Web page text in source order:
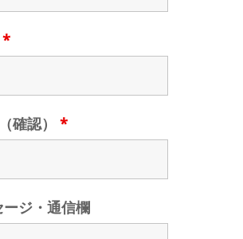
*
確認） *
ージ・通信欄